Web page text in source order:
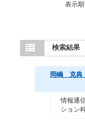
表示順
検索結果
岡嶋 克典
情報通
ション